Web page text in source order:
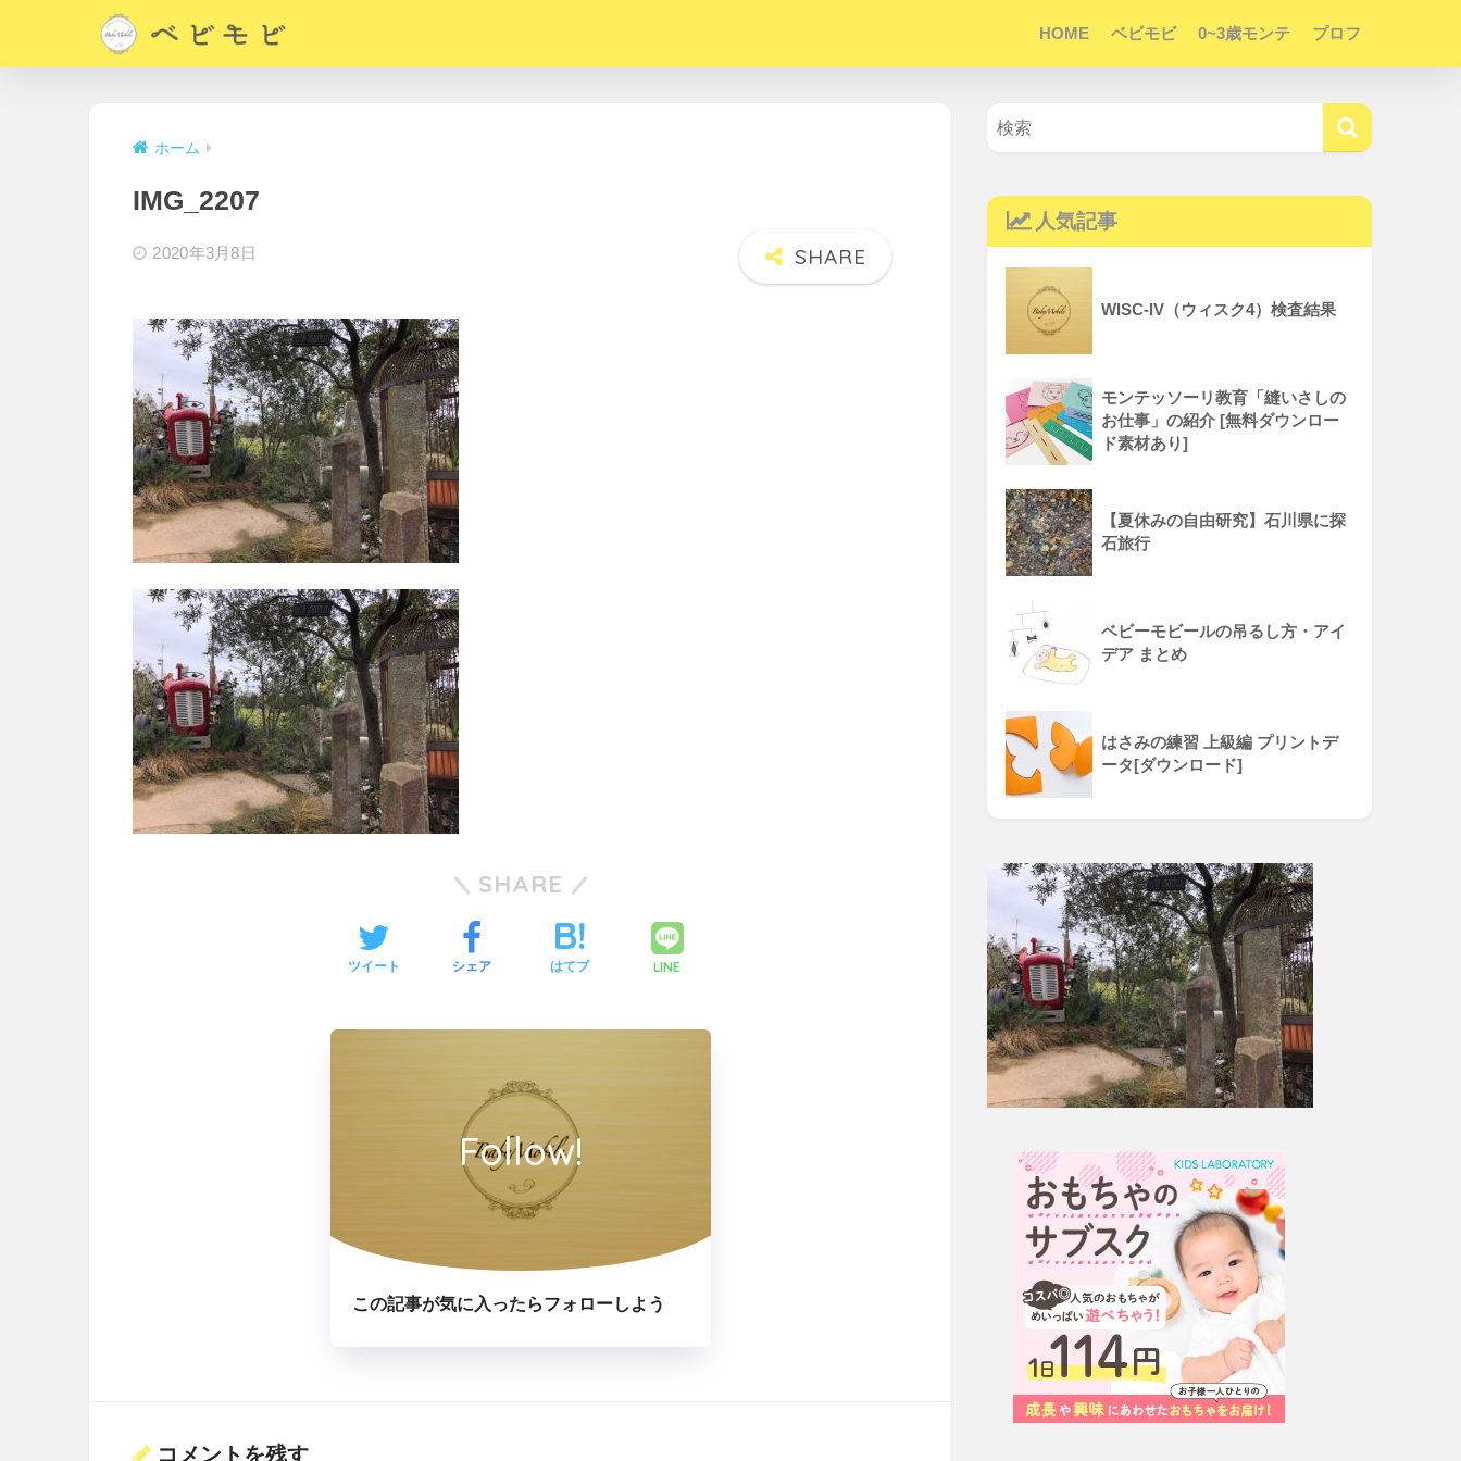
HOME ベビモビ 0~3歳モンテ プロフ
ホーム
IMG_2207
2020年3月8日
SHARE
ツイート シェア はてブ LINE
Follow!
この記事が気に入ったらフォローしよう
コメントを残す
人気記事
WISC-IV（ウィスク4）検査結果
モンテッソーリ教育「縫いさしの
お仕事」の紹介 [無料ダウンロー
ド素材あり]
【夏休みの自由研究】石川県に探
石旅行
ベビーモビールの吊るし方・アイ
デア まとめ
はさみの練習 上級編 プリントデ
ータ[ダウンロード]